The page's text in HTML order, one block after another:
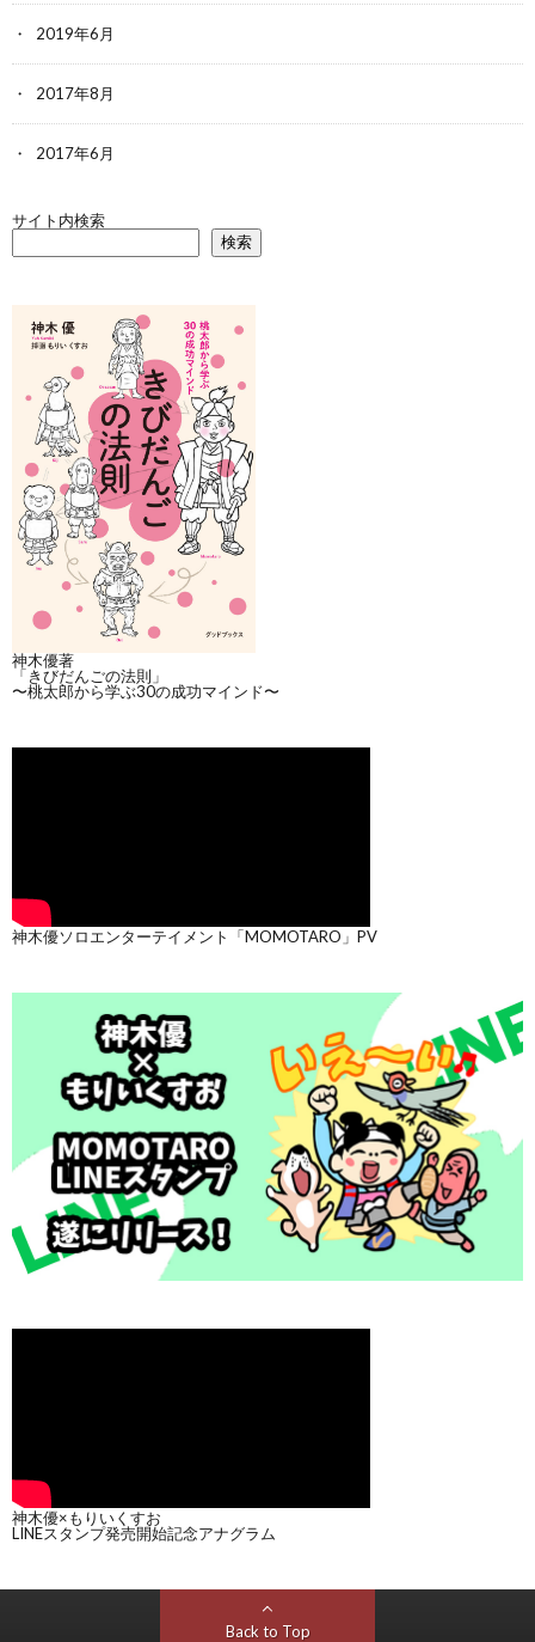
2019年6月
2017年8月
2017年6月
サイト内検索
検索
神木優著
「きびだんごの法則」
〜桃太郎から学ぶ30の成功マインド〜
神木優ソロエンターテイメント「MOMOTARO」PV
神木優×もりいくすお
LINEスタンプ発売開始記念アナグラム
Back to Top